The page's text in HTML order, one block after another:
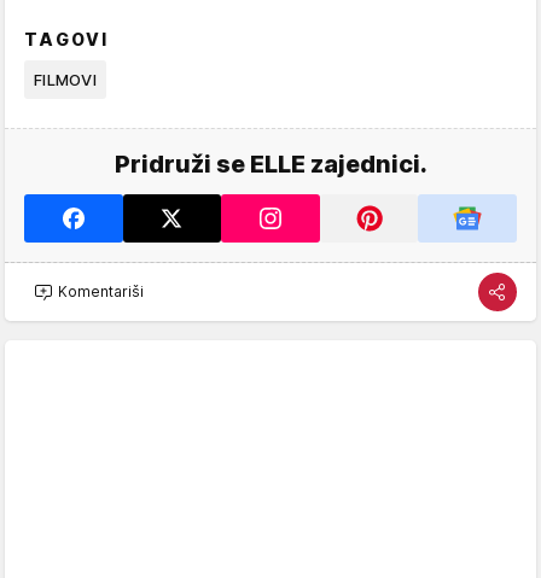
TAGOVI
FILMOVI
Pridruži se ELLE zajednici.
Komentariši